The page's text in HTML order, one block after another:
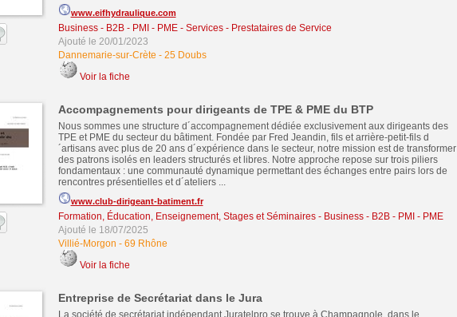
www.eifhydraulique.com
Business - B2B - PMI - PME- Services - Prestataires de Service
Ajouté le 20/01/2023
Dannemarie-sur-Crète - 25 Doubs
Voir la fiche
Accompagnements pour dirigeants de TPE & PME du BTP
Nous sommes une structure d´accompagnement dédiée exclusivement aux dirigeants des
TPE et PME du secteur du bâtiment. Fondée par Fred Jeandin, fils et arrière-petit-fils d
´artisans avec plus de 20 ans d´expérience dans le secteur, notre mission est de transformer
des patrons isolés en leaders structurés et libres. Notre approche repose sur trois piliers
fondamentaux : une communauté dynamique permettant des échanges entre pairs lors de
rencontres présentielles et d´ateliers ...
www.club-dirigeant-batiment.fr
Formation, Éducation, Enseignement, Stages et Séminaires- Business - B2B - PMI - PME
Ajouté le 18/07/2025
Villié-Morgon - 69 Rhône
Voir la fiche
Entreprise de Secrétariat dans le Jura
La société de secrétariat indépendant Juratelpro se trouve à Champagnole, dans le